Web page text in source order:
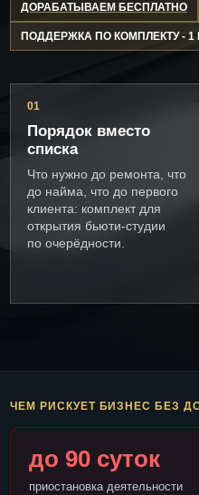
ДОРАБАТЫВАЕМ БЕСПЛАТНО
ПОДДЕРЖКА ПО КОМПЛЕКТУ - 1
01
Порядок вместо
списка
Что нужно до ремонта, что
до найма, что до первого
клиента: комплект для
открытия бьюти-студии
по очерёдности.
ЧЕМ РИСКУЕТ БИЗНЕС БЕЗ
до 90 суток
приостановка деятельности